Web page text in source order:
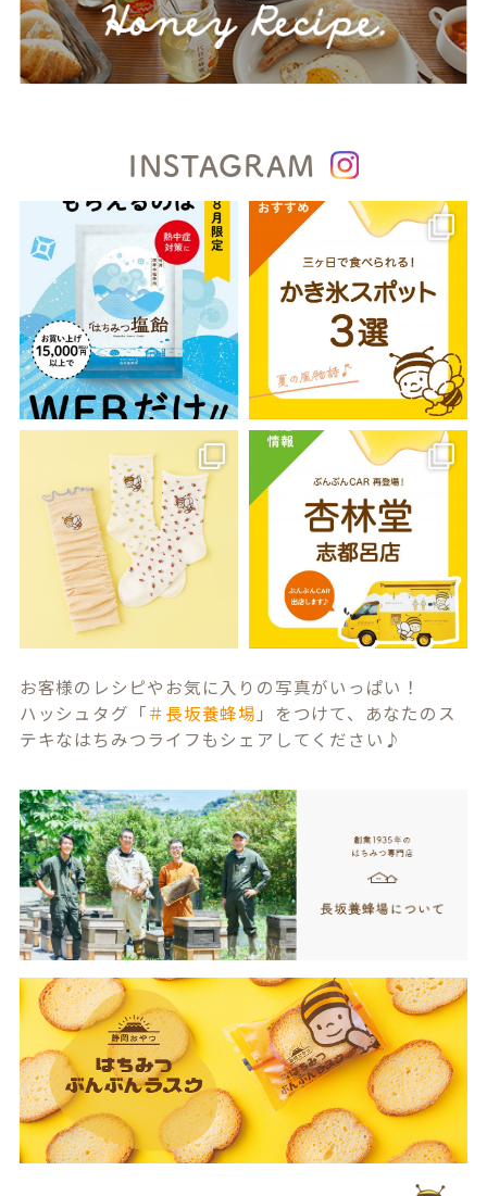
INSTAGRAM
お客様のレシピやお気に入りの写真がいっぱい！
ハッシュタグ「＃長坂養蜂場 」をつけて、あなたのス
テキなはちみつライフもシェアしてください♪